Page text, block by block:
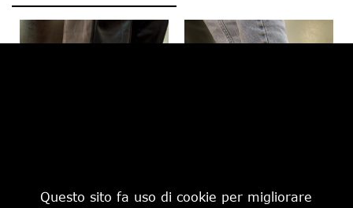
Questo sito fa uso di cookie per migliorare